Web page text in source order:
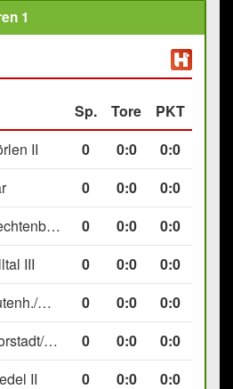
1
Sp. Tore
PKT
II 0 0:0
0:0
0 0:0
0:0
MSG Rechtenbach/Wetzlar II 0 0:0
0:0
III 0 0:0
0:0
HSG Dutenh./Münchholzh. IV 0 0:0
0:0
MSG Florstadt/Gettenau II 0 0:0
0:0
II 0 0:0 0:0